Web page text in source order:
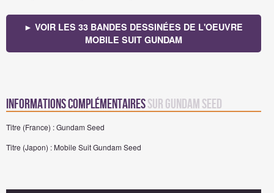
► VOIR LES 33 BANDES DESSINÉES DE L'OEUVRE
MOBILE SUIT GUNDAM
Informations complémentairessur Gundam Seed
Titre (France) : Gundam Seed
Titre (Japon) : Mobile Suit Gundam Seed